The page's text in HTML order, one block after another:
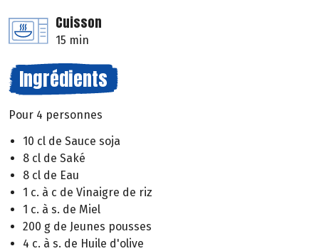
Cuisson
15 min
Ingrédients
Pour 4 personnes
10 cl de Sauce soja
8 cl de Saké
8 cl de Eau
1 c. à c de Vinaigre de riz
1 c. à s. de Miel
200 g de Jeunes pousses
4 c. à s. de Huile d'olive